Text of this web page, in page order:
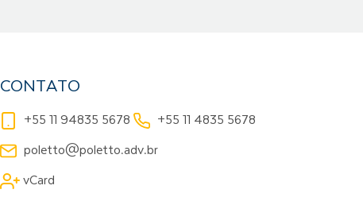
CONTATO
+55 11 94835 5678 +55 11 4835 5678
poletto@poletto.adv.br
vCard